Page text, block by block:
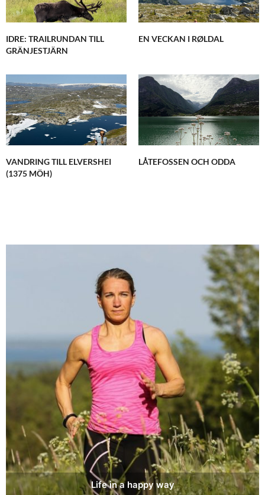
IDRE: TRAILRUNDAN TILL
GRÄNJESTJÄRN
EN VECKAN I RØLDAL
VANDRING TILL ELVERSHEI
(1375 MÖH)
LÅTEFOSSEN OCH ODDA
Life in a happy way